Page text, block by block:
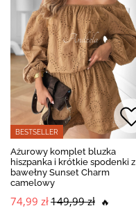
BESTSELLER
Ażurowy komplet bluzka
hiszpanka i krótkie spodenki z
bawełny Sunset Charm
camelowy
74,99 zł149,99 zł 🔥